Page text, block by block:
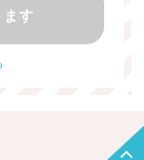
ご連絡
す